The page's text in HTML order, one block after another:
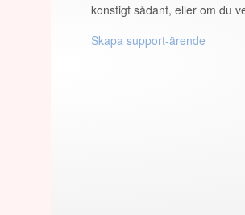
konstigt sådant, eller om du
Skapa support-ärende